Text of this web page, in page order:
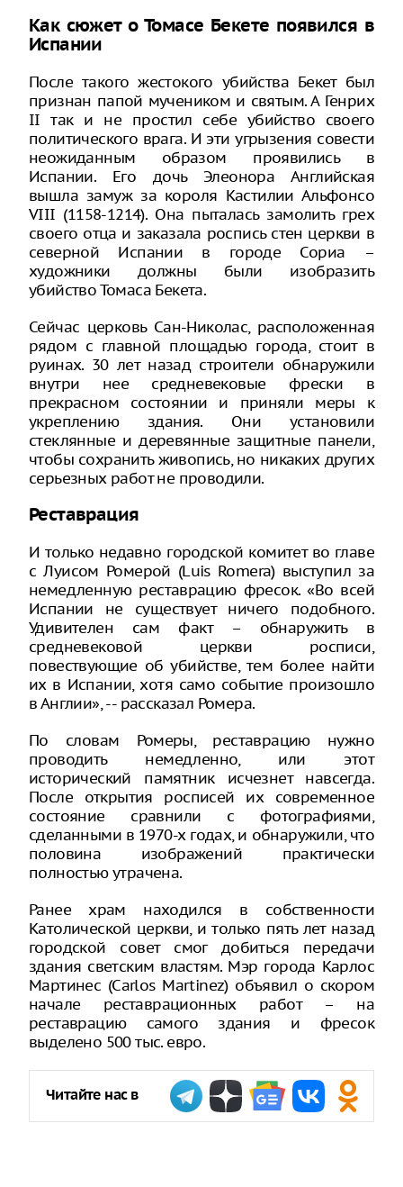
Как сюжет о Томасе Бекете появился в
Испании
После такого жестокого убийства Бекет был
признан папой мучеником и святым. А Генрих
II так и не простил себе убийство своего
политического врага. И эти угрызения совести
неожиданным образом проявились в
Испании. Его дочь Элеонора Английская
вышла замуж за короля Кастилии Альфонсо
VIII (1158-1214). Она пыталась замолить грех
своего отца и заказала роспись стен церкви в
северной Испании в городе Сориа –
художники должны были изобразить
убийство Томаса Бекета.
Сейчас церковь Сан-Николас, расположенная
рядом с главной площадью города, стоит в
руинах. 30 лет назад строители обнаружили
внутри нее средневековые фрески в
прекрасном состоянии и приняли меры к
укреплению здания. Они установили
стеклянные и деревянные защитные панели,
чтобы сохранить живопись, но никаких других
серьезных работ не проводили.
Реставрация
И только недавно городской комитет во главе
с Луисом Ромерой (Luis Romera) выступил за
немедленную реставрацию фресок. «Во всей
Испании не существует ничего подобного.
Удивителен сам факт – обнаружить в
средневековой церкви росписи,
повествующие об убийстве, тем более найти
их в Испании, хотя само событие произошло
в Англии», -- рассказал Ромера.
По словам Ромеры, реставрацию нужно
проводить немедленно, или этот
исторический памятник исчезнет навсегда.
После открытия росписей их современное
состояние сравнили с фотографиями,
сделанными в 1970-х годах, и обнаружили, что
половина изображений практически
полностью утрачена.
Ранее храм находился в собственности
Католической церкви, и только пять лет назад
городской совет смог добиться передачи
здания светским властям. Мэр города Карлос
Мартинес (Carlos Martinez) объявил о скором
начале реставрационных работ – на
реставрацию самого здания и фресок
выделено 500 тыс. евро.
Читайте нас в